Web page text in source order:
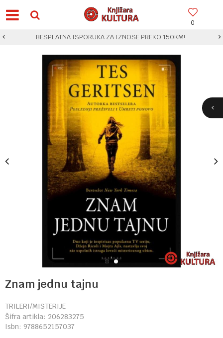
0
BESPLATNA ISPORUKA ZA IZNOSE PREKO 150KM!
1 2
Znam jednu tajnu
TRILERI/MISTERIJE
Šifra artikla: 206283275
Isbn: 9788652157037